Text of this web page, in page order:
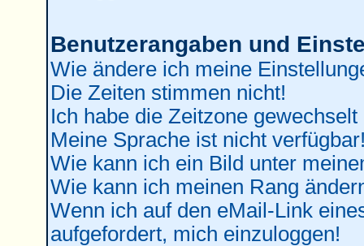
Benutzerangaben und
Wie ändere ich meine
Die Zeiten stimmen nicht!
Ich habe die Zeitzone
Meine Sprache ist nicht
Wie kann ich ein Bild unter
Wie kann ich meinen Rang
Wenn ich auf den eMail-Link
aufgefordert, mich einzuloggen!